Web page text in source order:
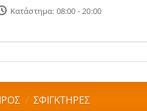
Κατάστημα: 08:00 - 20:00
/ ΣΦΙΓΚΤΗΡΕΣ